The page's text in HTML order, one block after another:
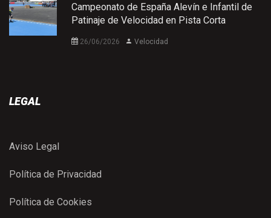
Campeonato de España Alevín e Infantil de
Patinaje de Velocidad en Pista Corta
26/06/2026 Velocidad
LEGAL
Aviso Legal
Política de Privacidad
Política de Cookies